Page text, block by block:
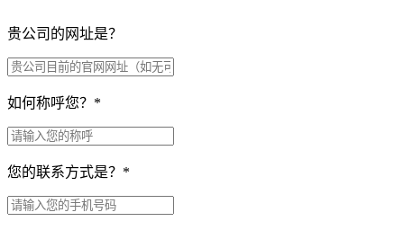
贵公司的网址是？
如何称呼您？ *
您的联系方式是？ *